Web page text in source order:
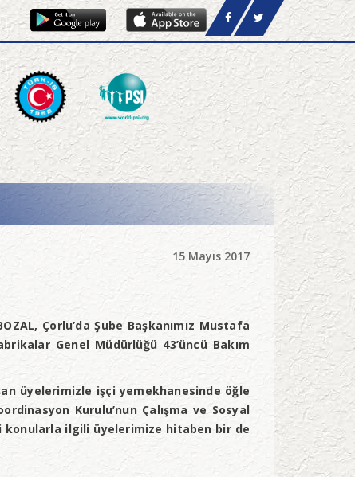
15 Mayıs 2017
Çorlu’da Şube Başkanımız Mustafa
Genel Müdürlüğü 43’üncü Bakım
üyelerimizle işçi yemekhanesinde öğle
Kurulu’nun Çalışma ve Sosyal
konularla ilgili üyelerimize hitaben bir de